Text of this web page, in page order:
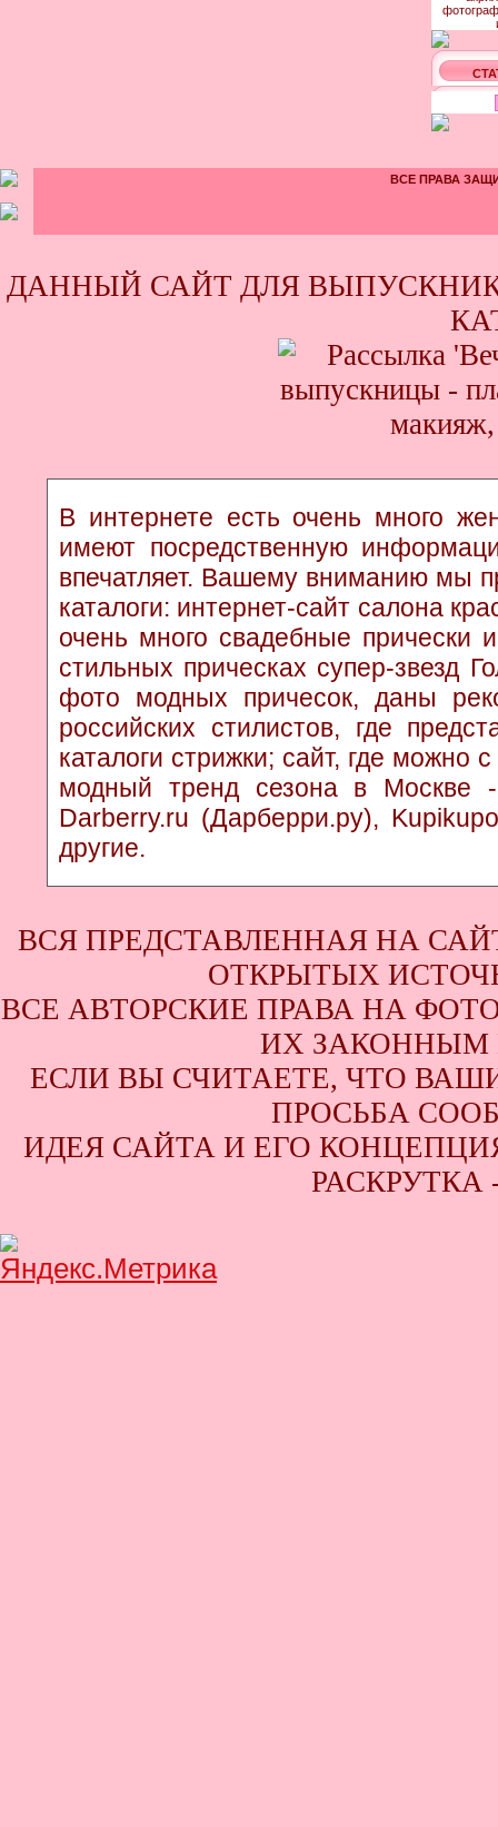
ВСЕ ПРАВА
ДАННЫЙ САЙТ ДЛЯ
В интернете есть очень много
имеют посредственную
впечатляет. Вашему вниманию мы
каталоги: интернет-сайт салона
очень много свадебные прически
стильных прическах супер-звезд
фото модных причесок, даны
российских стилистов, где
каталоги стрижки; сайт, где можно
модный тренд сезона в Москве -
Darberry.ru (Дарберри.ру),
другие.
ВСЯ ПРЕДСТАВЛЕННАЯ НА
ОТКРЫТЫХ
ВСЕ АВТОРСКИЕ ПРАВА НА
ИХ ЗАКОННЫМ
ЕСЛИ ВЫ СЧИТАЕТЕ, ЧТО
ПРОСЬБА
ИДЕЯ САЙТА И ЕГО КОНЦЕПЦИЯ
РАСКРУТКА -